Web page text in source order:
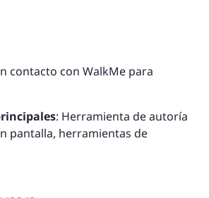
contacto con WalkMe para
: Herramienta de autoría
pantalla, herramientas de